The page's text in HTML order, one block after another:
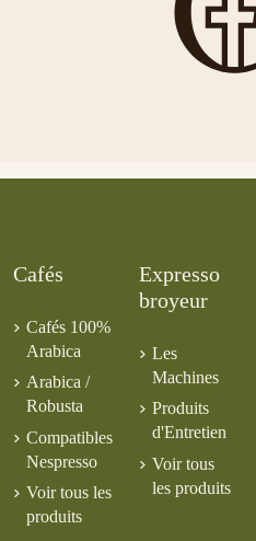
Cafés
Cafés 100%
Arabica
Arabica /
Robusta
Compatibles
Nespresso
Voir tous les
produits
Expresso
broyeur
Les
Machines
Produits
d'Entretien
Voir tous
les produits